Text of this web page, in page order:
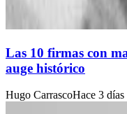
Las 10 firmas con
auge histórico
Hugo CarrascoHace 3 días